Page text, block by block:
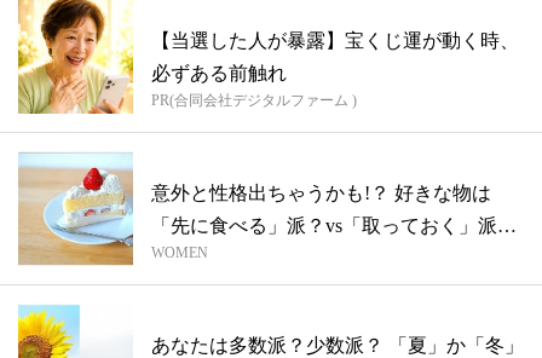
【当選した人が暴露】宝くじ運が動く時、
必ずある前触れ
PR(合同会社デジタルファーム )
意外と性格出ちゃうかも!？ 好きな物は
「先に食べる」派？vs「取っておく」派？
【...
WOMEN
あなたは多数派？少数派？ 「夏」か「冬」